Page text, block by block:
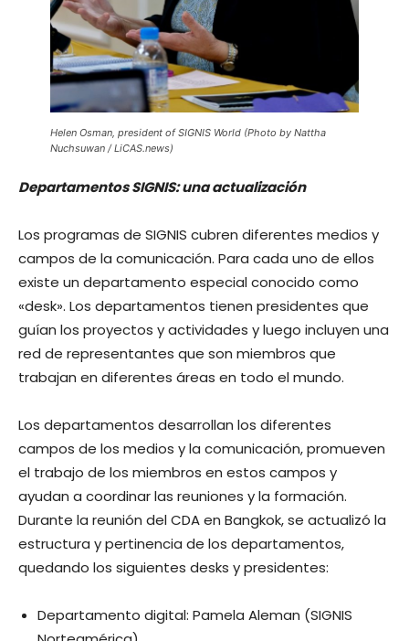
Helen Osman, president of SIGNIS World (Photo by Nattha
Nuchsuwan / LiCAS.news)
Departamentos SIGNIS: una actualización
Los programas de SIGNIS cubren diferentes medios y
campos de la comunicación. Para cada uno de ellos
existe un departamento especial conocido como
«desk». Los departamentos tienen presidentes que
guían los proyectos y actividades y luego incluyen una
red de representantes que son miembros que
trabajan en diferentes áreas en todo el mundo.
Los departamentos desarrollan los diferentes
campos de los medios y la comunicación, promueven
el trabajo de los miembros en estos campos y
ayudan a coordinar las reuniones y la formación.
Durante la reunión del CDA en Bangkok, se actualizó la
estructura y pertinencia de los departamentos,
quedando los siguientes desks y presidentes:
Departamento digital: Pamela Aleman (SIGNIS